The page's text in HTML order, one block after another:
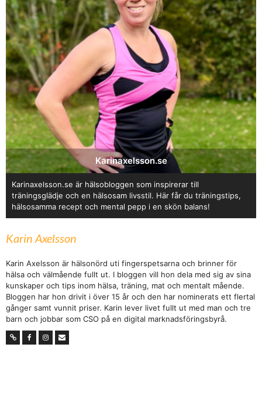
Karinaxelsson.se
Karinaxelsson.se är hälsobloggen som inspirerar till
träningsglädje och en hälsosam livsstil. Här får du träningstips,
hälsosamma recept och mental pepp i en skön balans!
Karin Axelsson
Karin Axelsson är hälsonörd uti fingerspetsarna och brinner för
hälsa och välmående fullt ut. I bloggen vill hon dela med sig av sina
kunskaper och tips inom hälsa, träning, mat och mentalt mående.
Bloggen har hon drivit i över 15 år och den har nominerats ett flertal
gånger samt vunnit priser. Karin lever livet fullt ut med man och tre
barn och jobbar som CSO på en digital marknadsföringsbyrå.